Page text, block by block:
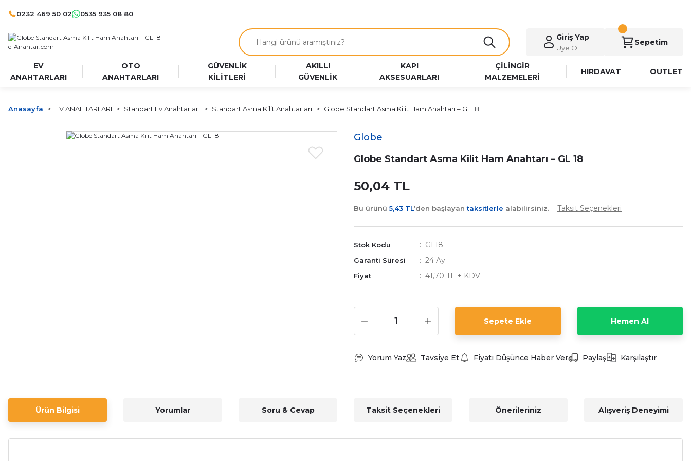
0232 469 50 02 0535 935 08 80
Giriş Yap
Üye Ol
Sepetim
EV
ANAHTARLARI
OTO
ANAHTARLARI
GÜVENLİK
KİLİTLERİ
AKILLI
GÜVENLİK
KAPI
AKSESUARLARI
ÇİLİNGİR
MALZEMELERİ
HIRDAVAT OUTLET
Anasayfa EV ANAHTARLARI Standart Ev Anahtarları Standart Asma Kilit Anahtarları Globe Standart Asma Kilit Ham Anahtarı – GL 18
Globe
Globe Standart Asma Kilit Ham Anahtarı – GL 18
50,04 TL
Bu ürünü5,43 TL’den başlayantaksitlerle alabilirsiniz. Taksit Seçenekleri
Stok Kodu GL18
Garanti Süresi 24 Ay
Fiyat 41,70 TL + KDV
Sepete Ekle Hemen Al
Yorum Yaz Tavsiye Et Fiyatı Düşünce Haber Ver Paylaş Karşılaştır
Ürün Bilgisi Yorumlar Soru & Cevap Taksit Seçenekleri Önerileriniz Alışveriş Deneyimi